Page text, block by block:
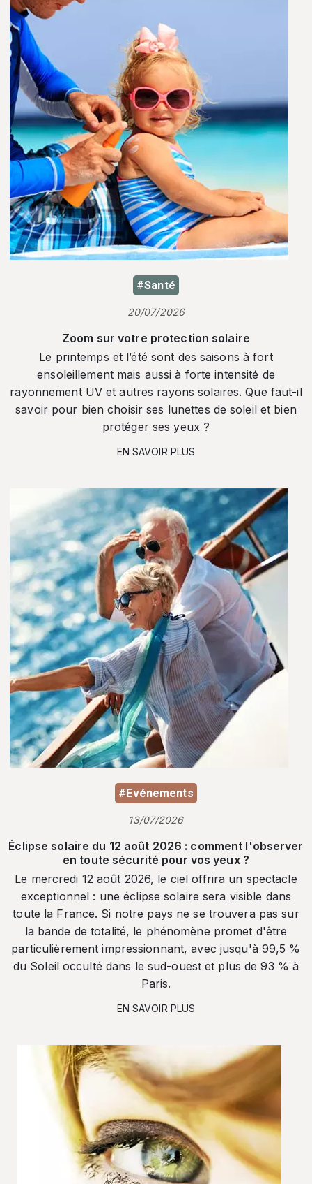
#Santé
20/07/2026
Zoom sur votre protection solaire
Le printemps et l’été sont des saisons à fort
ensoleillement mais aussi à forte intensité de
rayonnement UV et autres rayons solaires. Que faut-il
savoir pour bien choisir ses lunettes de soleil et bien
protéger ses yeux ?
EN SAVOIR PLUS
#Evénements
13/07/2026
Éclipse solaire du 12 août 2026 : comment l'observer
en toute sécurité pour vos yeux ?
Le mercredi 12 août 2026, le ciel offrira un spectacle
exceptionnel : une éclipse solaire sera visible dans
toute la France. Si notre pays ne se trouvera pas sur
la bande de totalité, le phénomène promet d'être
particulièrement impressionnant, avec jusqu'à 99,5 %
du Soleil occulté dans le sud-ouest et plus de 93 % à
Paris.
EN SAVOIR PLUS